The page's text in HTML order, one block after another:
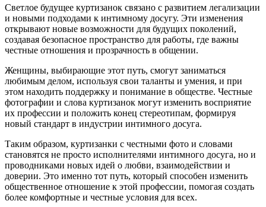
Светлое будущее куртизанок связано с развитием легализации
и новыми подходами к интимному досугу. Эти изменения
открывают новые возможности для будущих поколений,
создавая безопасное пространство для работы, где важны
честные отношения и прозрачность в общении.
Женщины, выбирающие этот путь, смогут заниматься
любимым делом, используя свои таланты и умения, и при
этом находить поддержку и понимание в обществе. Честные
фотографии и слова куртизанок могут изменить восприятие
их профессии и положить конец стереотипам, формируя
новый стандарт в индустрии интимного досуга.
Таким образом, куртизанки с честными фото и словами
становятся не просто исполнителями интимного досуга, но и
проводниками новых идей о любви, взаимодействии и
доверии. Это именно тот путь, который способен изменить
общественное отношение к этой профессии, помогая создать
более комфортные и честные условия для всех.